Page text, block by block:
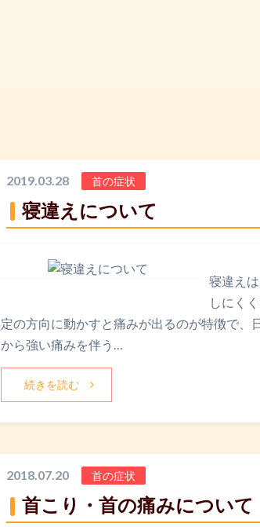
2019.03.28 首の症状
寝違えについて
寝違え
しにく
定の方向に動かすと痛みが出るのが特徴で
から強い痛みを伴う…
続きを読む
2018.07.20 首の症状
首こり・首の痛みについて